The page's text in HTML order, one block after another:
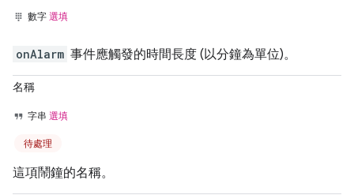
數字 選填
onAlarm 事件應觸發的時間長度 (以分鐘為單位)。
名稱
字串 選填
待處理
這項鬧鐘的名稱。